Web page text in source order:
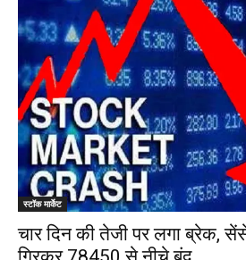
स्टॉक मार्केट
चार दिन की तेजी पर लगा ब्रेक,